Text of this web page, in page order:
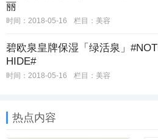
丽
时间：2018-05-16 栏目： 美容
碧欧泉皇牌保湿「绿活泉」
HIDE#
时间：2018-05-16 栏目： 美容
热点内容